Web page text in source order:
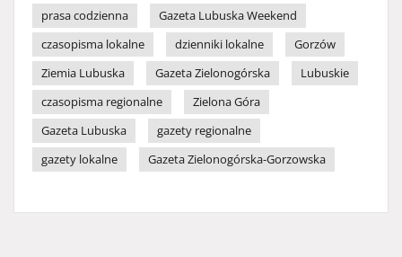
prasa codzienna
Gazeta Lubuska Weekend
czasopisma lokalne
dzienniki lokalne
Gorzów
Ziemia Lubuska
Gazeta Zielonogórska
Lubuskie
czasopisma regionalne
Zielona Góra
Gazeta Lubuska
gazety regionalne
gazety lokalne
Gazeta Zielonogórska-Gorzowska